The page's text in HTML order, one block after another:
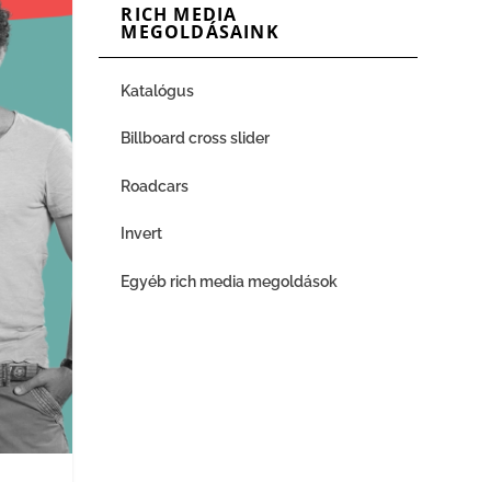
RICH MEDIA
MEGOLDÁSAINK
Katalógus
Billboard cross slider
Roadcars
Invert
Egyéb rich media megoldások